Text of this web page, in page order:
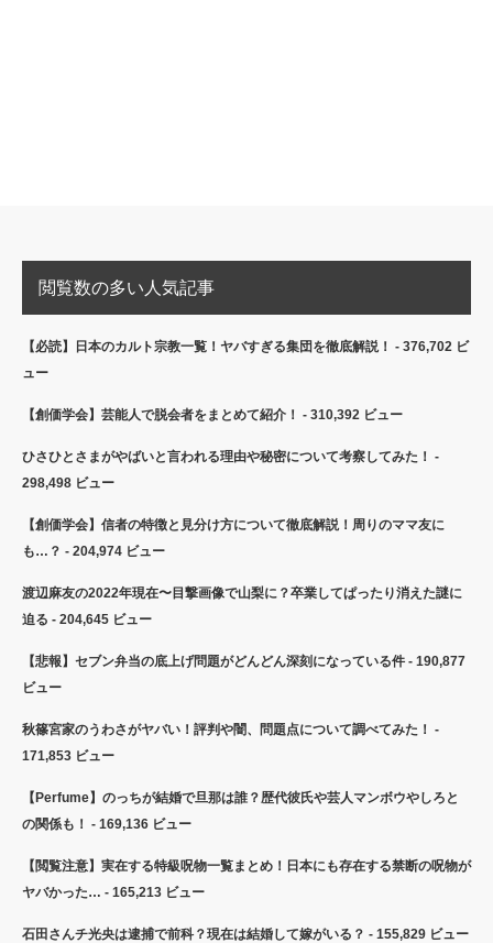
閲覧数の多い人気記事
【必読】日本のカルト宗教一覧！ヤバすぎる集団を徹底解説！ - 376,702 ビ
ュー
【創価学会】芸能人で脱会者をまとめて紹介！ - 310,392 ビュー
ひさひとさまがやばいと言われる理由や秘密について考察してみた！ -
298,498 ビュー
【創価学会】信者の特徴と見分け方について徹底解説！周りのママ友に
も…？ - 204,974 ビュー
渡辺麻友の2022年現在〜目撃画像で山梨に？卒業してぱったり消えた謎に
迫る - 204,645 ビュー
【悲報】セブン弁当の底上げ問題がどんどん深刻になっている件 - 190,877
ビュー
秋篠宮家のうわさがヤバい！評判や闇、問題点について調べてみた！ -
171,853 ビュー
【Perfume】のっちが結婚で旦那は誰？歴代彼氏や芸人マンボウやしろと
の関係も！ - 169,136 ビュー
【閲覧注意】実在する特級呪物一覧まとめ！日本にも存在する禁断の呪物が
ヤバかった… - 165,213 ビュー
石田さんチ光央は逮捕で前科？現在は結婚して嫁がいる？ - 155,829 ビュー